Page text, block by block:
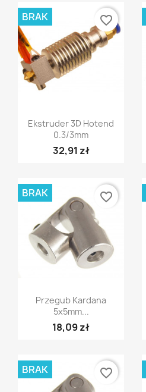
Szybki podgląd
Ekstruder 3D Hotend
0.3/3mm
32,91 zł
BRAK favorite_border
Szybki podgląd
Przegub Kardana
5x5mm...
18,09 zł
BRAK favorite_border
BRAK favorite_border